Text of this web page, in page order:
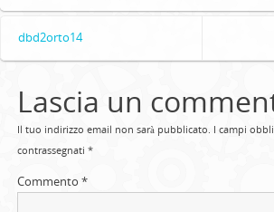
dbd2orto14
Lascia un
Il tuo indirizzo email non sarà pubblicato. I campi
contrassegnati *
Commento *